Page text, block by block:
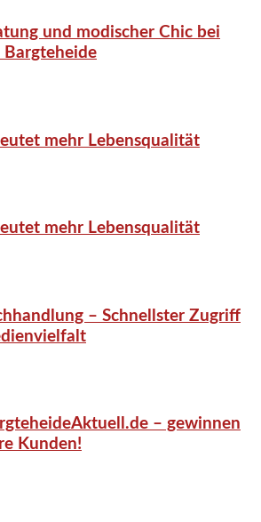
und modischer Chic bei
Bargteheide
mehr Lebensqualität
mehr Lebensqualität
– Schnellster Zugriff
– gewinnen
Kunden!